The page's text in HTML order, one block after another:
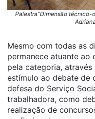
Palestra”Dimensão técnico-
Mesmo com todas as
permanece atuante ao
pela categoria, através
estímulo ao debate de
defesa do Serviço
trabalhadora, como
realização de